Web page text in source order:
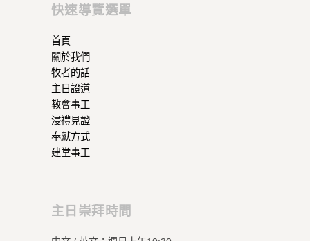
快速導覽選單
首頁
關於我們
牧者的話
主日證道
教會事工
浸禮見證
奉獻方式
建堂事工
主日崇拜時間